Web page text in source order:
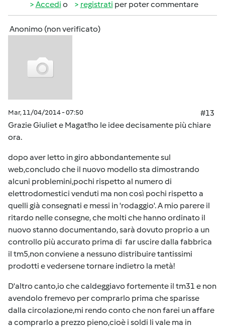
Accedi o registrati per poter commentare
Anonimo (non verificato)
Mar, 11/04/2014 - 07:50
#13
Grazie Giuliet e Magat!ho le idee decisamente più chiare
ora.
dopo aver letto in giro abbondantemente sul
web,concludo che il nuovo modello sta dimostrando
alcuni problemini,pochi rispetto al numero di
elettrodomestici venduti ma non così pochi rispetto a
quelli già consegnati e messi in 'rodaggio'. A mio parere il
ritardo nelle consegne, che molti che hanno ordinato il
nuovo stanno documentando, sarà dovuto proprio a un
controllo più accurato prima di far uscire dalla fabbrica
il tm5,non conviene a nessuno distribuire tantissimi
prodotti e vedersene tornare indietro la metà!
D'altro canto,io che caldeggiavo fortemente il tm31 e non
avendolo fremevo per comprarlo prima che sparisse
dalla circolazione,mi rendo conto che non farei un affare
a comprarlo a prezzo pieno,cioè i soldi li vale ma in